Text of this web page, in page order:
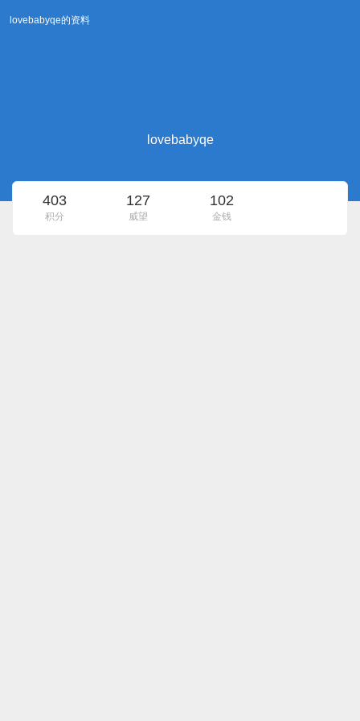
lovebabyqe的资料
lovebabyqe
403
积分
127
威望
102
金钱